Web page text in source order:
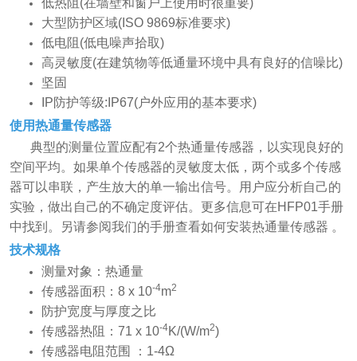
低热阻(在墙壁和窗户上使用时很重要)
大型防护区域(ISO 9869标准要求)
低电阻(低电噪声拾取)
高灵敏度(在建筑物等低通量环境中具有良好的信噪比)
坚固
IP防护等级:IP67(户外应用的基本要求)
使用热通量传感器
典型的测量位置应配有2个热通量传感器，以实现良好的
空间平均。如果单个传感器的灵敏度太低，两个或多个传感
器可以串联，产生放大的单一输出信号。用户应分析自己的
实验，做出自己的不确定度评估。更多信息可在HFP01手册
中找到。另请参阅我们的手册查看如何安装热通量传感器 。
技术规格
测量对象：热通量
传感器面积：8 x 10-4m2
防护宽度与厚度之比
传感器热阻：71 x 10-4K/(W/m2)
传感器电阻范围 ：1-4Ω